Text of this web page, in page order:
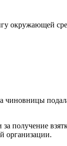
окружающей
чиновницы
получение
организации.